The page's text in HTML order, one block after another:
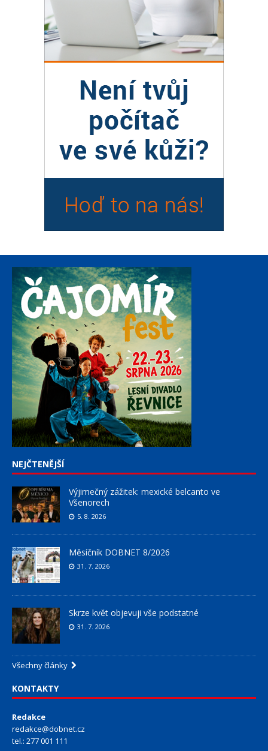
NEJČTENĚJŠÍ
Výjimečný zážitek: mexické belcanto ve
Všenorech
5. 8. 2026
Měsíčník DOBNET 8/2026
31. 7. 2026
Skrze květ objevuji vše podstatné
31. 7. 2026
Všechny články
KONTAKTY
Redakce
redakce@dobnet.cz
tel.: 277 001 111